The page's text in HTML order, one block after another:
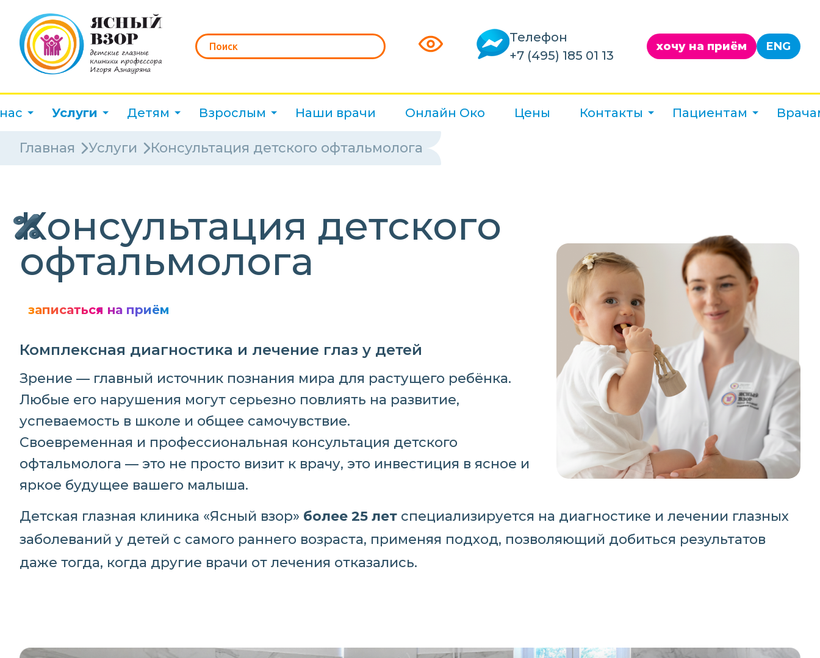
Телефон
+7 (495) 185 01 13
хочу на приём ENG
Услуги Детям Взрослым Наши врачи Онлайн Око Цены Контакты Пациентам
Главная Услуги Консультация детского офтальмолога
Консультация детского
офтальмолога
записаться на приём
Комплексная диагностика и лечение глаз у детей
Зрение — главный источник познания мира для растущего ребёнка.
Любые его нарушения могут серьезно повлиять на развитие,
успеваемость в школе и общее самочувствие.
Своевременная и профессиональная консультация детского
офтальмолога — это не просто визит к врачу, это инвестиция в ясное и
яркое будущее вашего малыша.
Детская глазная клиника «Ясный взор» более 25 лет специализируется на диагностике и лечении глазных
заболеваний у детей с самого раннего возраста, применяя подход, позволяющий добиться результатов
даже тогда, когда другие врачи от лечения отказались.